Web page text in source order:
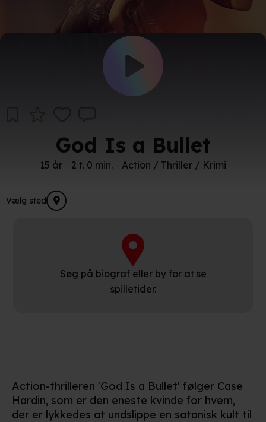
God Is a Bullet
15 år 2 t. 0 min. Action / Thriller / Krimi
Vælg sted
Søg på biograf eller by for at se
spilletider.
Action-thrilleren 'God Is a Bullet' følger Case
Hardin, som er den eneste kvinde for hvem,
der er lykkedes at undslippe en satanisk kult til